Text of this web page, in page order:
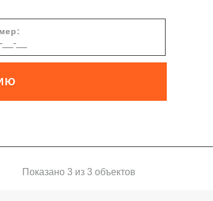
Показано 3 из 3 объектов